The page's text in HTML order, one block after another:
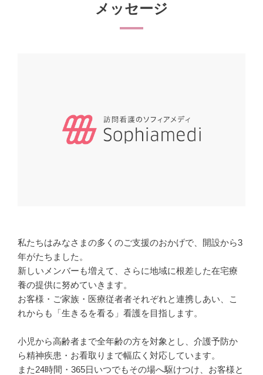
メッセージ
私たちはみなさまの多くのご支援のおかげで、開設から3
年がたちました。
新しいメンバーも増えて、さらに地域に根差した在宅療
養の提供に努めていきます。
お客様・ご家族・医療従者者それぞれと連携しあい、こ
れからも「生きるを看る」看護を目指します。
小児から高齢者まで全年齢の方を対象とし、介護予防か
ら精神疾患・お看取りまで幅広く対応しています。
また24時間・365日いつでもその場へ駆けつけ、お客様と